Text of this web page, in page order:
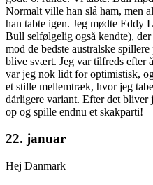
Normalt ville han slå ham, men
han tabte igen. Jeg mødte Eddy
Bull selfølgelig også kendte),
mod de bedste australske
blive svært. Jeg var tilfreds efter
var jeg nok lidt for optimistisk,
et stille mellemtræk, hvor jeg
dårligere variant. Efter det bliver
op og spille endnu et skakparti!
22. januar
Hej Danmark